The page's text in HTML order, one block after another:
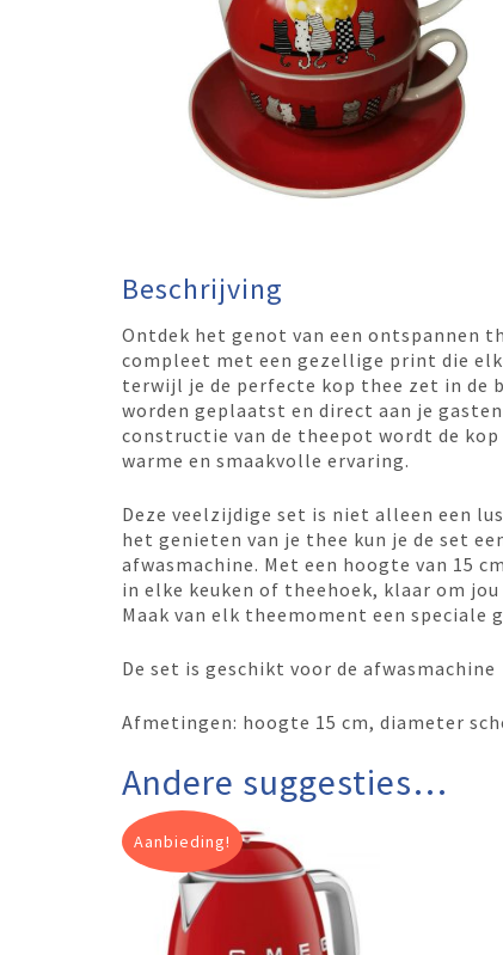
Beschrijving
Ontdek het genot van een ontspannen
compleet met een gezellige print die
terwijl je de perfecte kop thee zet in de
worden geplaatst en direct aan je
constructie van de theepot wordt de
warme en smaakvolle ervaring.
Deze veelzijdige set is niet alleen een
het genieten van je thee kun je de set
afwasmachine. Met een hoogte van 15
in elke keuken of theehoek, klaar om
Maak van elk theemoment een
De set is geschikt voor de afwasmachine
Afmetingen: hoogte 15 cm, diameter
Andere suggesties…
Aanbieding!